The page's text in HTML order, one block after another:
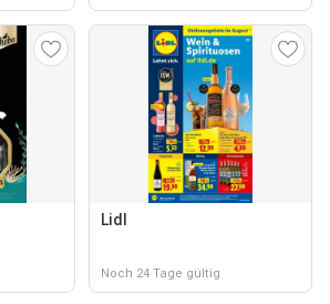
Lidl
Noch 24 Tage gültig